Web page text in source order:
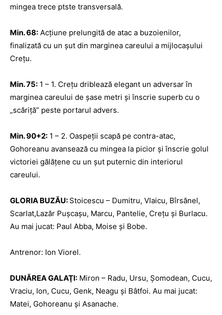
mingea trece ptste transversală.
Min. 68: Acţiune prelungită de atac a buzoienilor,
finalizată cu un şut din marginea careului a mijlocaşului
Creţu.
Min. 75: 1 – 1. Creţu driblează elegant un adversar în
marginea careului de şase metri şi înscrie superb cu o
„scăriţă” peste portarul advers.
Min. 90+2: 1 – 2. Oaspeţii scapă pe contra-atac,
Gohoreanu avansează cu mingea la picior şi înscrie golul
victoriei gălăţene cu un şut puternic din interiorul
careului.
GLORIA BUZĂU: Stoicescu – Dumitru, Vlaicu, Bîrsănel,
Scarlat,Lazăr Puşcaşu, Marcu, Pantelie, Creţu şi Burlacu.
Au mai jucat: Paul Abba, Moise şi Bobe.
Antrenor: Ion Viorel.
DUNĂREA GALAŢI: Miron – Radu, Ursu, Şomodean, Cucu,
Vraciu, Ion, Cucu, Genk, Neagu şi Bâtfoi. Au mai jucat:
Matei, Gohoreanu şi Asanache.